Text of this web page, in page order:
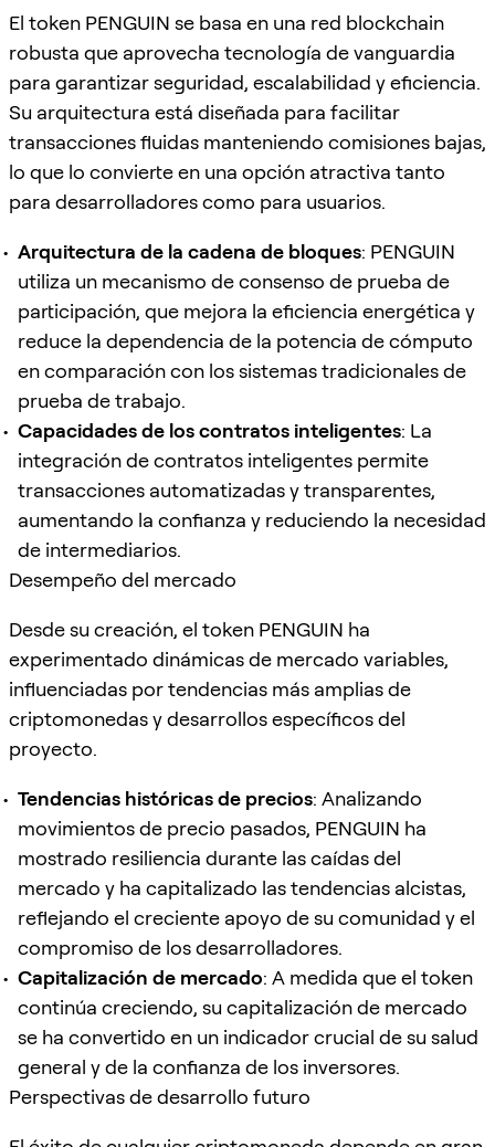
El token PENGUIN se basa en una red blockchain
robusta que aprovecha tecnología de vanguardia
para garantizar seguridad, escalabilidad y eficiencia.
Su arquitectura está diseñada para facilitar
transacciones fluidas manteniendo comisiones bajas,
lo que lo convierte en una opción atractiva tanto
para desarrolladores como para usuarios.
Arquitectura de la cadena de bloques: PENGUIN
utiliza un mecanismo de consenso de prueba de
participación, que mejora la eficiencia energética y
reduce la dependencia de la potencia de cómputo
en comparación con los sistemas tradicionales de
prueba de trabajo.
Capacidades de los contratos inteligentes: La
integración de contratos inteligentes permite
transacciones automatizadas y transparentes,
aumentando la confianza y reduciendo la necesidad
de intermediarios.
Desempeño del mercado
Desde su creación, el token PENGUIN ha
experimentado dinámicas de mercado variables,
influenciadas por tendencias más amplias de
criptomonedas y desarrollos específicos del
proyecto.
Tendencias históricas de precios: Analizando
movimientos de precio pasados, PENGUIN ha
mostrado resiliencia durante las caídas del
mercado y ha capitalizado las tendencias alcistas,
reflejando el creciente apoyo de su comunidad y el
compromiso de los desarrolladores.
Capitalización de mercado: A medida que el token
continúa creciendo, su capitalización de mercado
se ha convertido en un indicador crucial de su salud
general y de la confianza de los inversores.
Perspectivas de desarrollo futuro